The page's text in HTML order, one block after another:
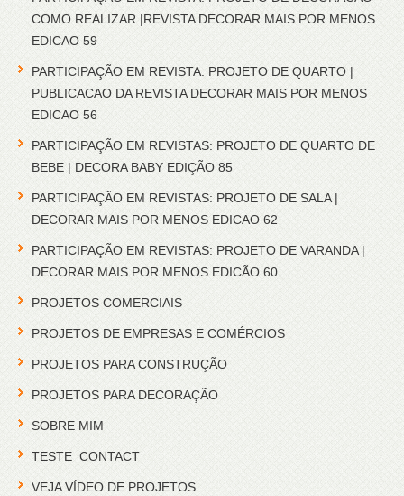
COMO REALIZAR |REVISTA DECORAR MAIS POR MENOS
EDICAO 59
PARTICIPAÇÃO EM REVISTA: PROJETO DE QUARTO |
PUBLICACAO DA REVISTA DECORAR MAIS POR MENOS
EDICAO 56
PARTICIPAÇÃO EM REVISTAS: PROJETO DE QUARTO DE
BEBE | DECORA BABY EDIÇÃO 85
PARTICIPAÇÃO EM REVISTAS: PROJETO DE SALA |
DECORAR MAIS POR MENOS EDICAO 62
PARTICIPAÇÃO EM REVISTAS: PROJETO DE VARANDA |
DECORAR MAIS POR MENOS EDICÃO 60
PROJETOS COMERCIAIS
PROJETOS DE EMPRESAS E COMÉRCIOS
PROJETOS PARA CONSTRUÇÃO
PROJETOS PARA DECORAÇÃO
SOBRE MIM
TESTE_CONTACT
VEJA VÍDEO DE PROJETOS